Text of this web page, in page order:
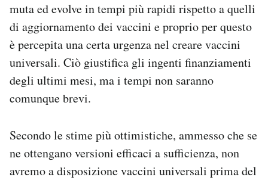
muta ed evolve in tempi più rapidi rispetto a quelli
di aggiornamento dei vaccini e proprio per questo
è percepita una certa urgenza nel creare vaccini
universali. Ciò giustifica gli ingenti finanziamenti
degli ultimi mesi, ma i tempi non saranno
comunque brevi.
Secondo le stime più ottimistiche, ammesso che se
ne ottengano versioni efficaci a sufficienza, non
avremo a disposizione vaccini universali prima del